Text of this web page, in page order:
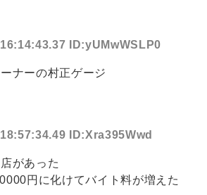
ID:yUMwWSLP0
ナーの村正ゲージ
ID:Xra395Wwd
があった
円に化けてバイト料が増えた